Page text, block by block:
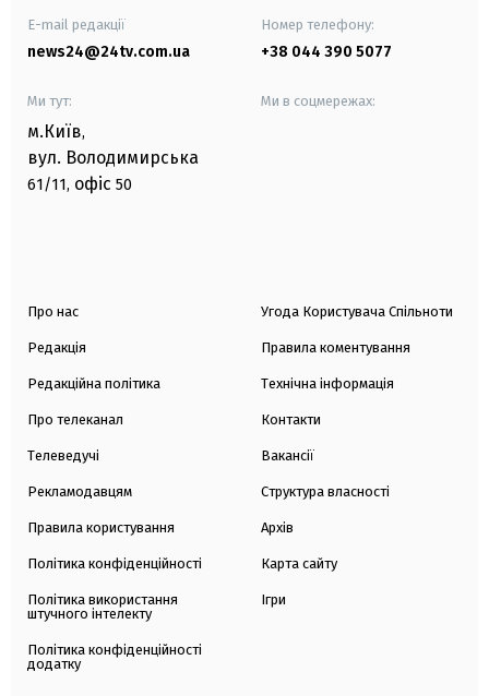
E-mail редакції
news24@24tv.com.ua
Номер телефону:
+38 044 390 5077
Ми тут:
м.Київ,
вул. Володимирська
61/11, офіс 50
Ми в соцмережах:
Про нас
Редакція
Редакційна політика
Про телеканал
Телеведучі
Рекламодавцям
Правила користування
Політика конфіденційності
Політика використання
штучного інтелекту
Політика конфіденційності
додатку
Угода Користувача Спільноти
Правила коментування
Технічна інформація
Контакти
Вакансії
Структура власності
Архів
Карта сайту
Ігри